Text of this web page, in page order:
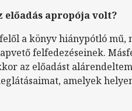
előadás apropója volt?
a könyv hiánypótló mű,
felfedezéseinek.
az előadást
amelyek